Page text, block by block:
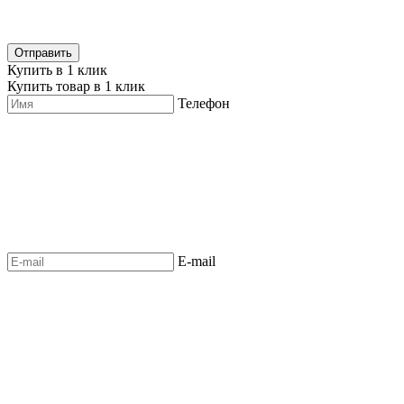
Купить в 1 клик
Купить товар в 1 клик
Телефон
E-mail